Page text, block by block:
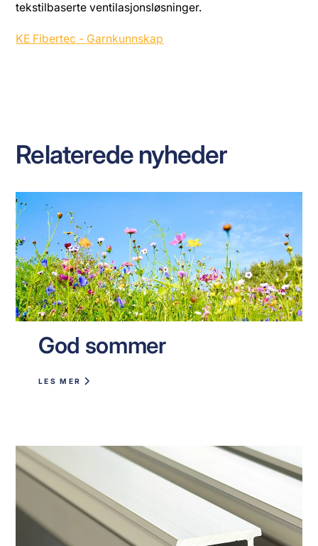
tekstilbaserte ventilasjonsløsninger.
KE Fibertec - Garnkunnskap
Relaterede nyheder
God sommer
LES MER